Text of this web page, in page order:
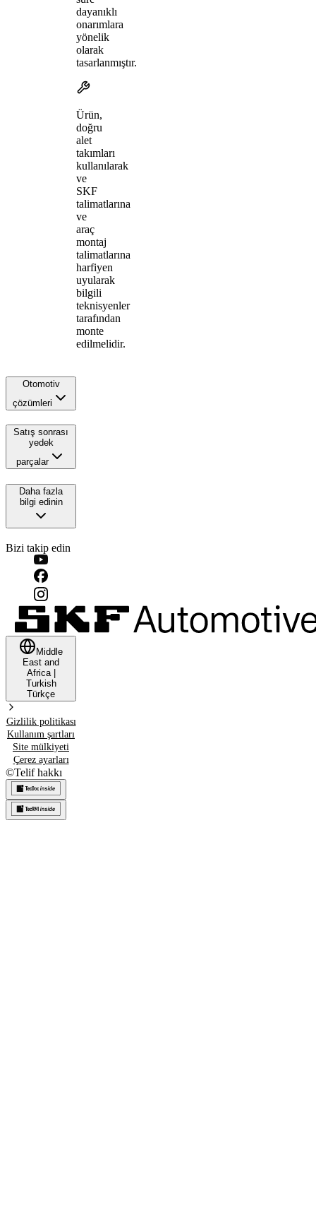
dayanıklı
onarımlara
yönelik
olarak
tasarlanmıştır.
Ürün,
doğru
alet
takımları
kullanılarak
ve
SKF
talimatlarına
ve
araç
montaj
talimatlarına
harfiyen
uyularak
bilgili
teknisyenler
tarafından
monte
edilmelidir.
Otomotiv
çözümleri
Satış sonrası
yedek
parçalar
Daha fazla
bilgi edinin
Bizi takip edin
Middle
East and
Africa|
Turkish
Türkçe
Gizlilik politikası
Kullanım şartları
Site mülkiyeti
Çerez ayarları
©Telif hakkı